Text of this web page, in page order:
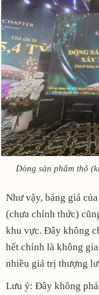
Dòng sản phẩm thô
Như vậy, bảng giá
(chưa chính thức)
khu vực. Đây không
hết chính là không
nhiều giá trị thượng
Lưu ý: Đây không